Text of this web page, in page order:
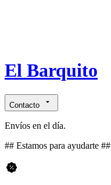
El Barquito
Contacto
Envíos en el día.
## Estamos para ayudarte ##